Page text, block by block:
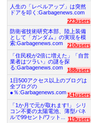
人生の「レベルアップ」は突然
ドアを叩く:Garbagenews.com
223users
防衛省技術研究本部、陸上装備
として「ガンダム」の実現を模
索:Garbagenews.com
210users
「住民税が2倍に増えた」「自営
業者はツラい」の謎を探
る:Garbagenews.com
188users
1日500アクセス以上のブログは
全ブログの
●％:Garbagenews.com 141users
「1か月で元が取れます!」 シリ
コン不要の太陽電池、薄型パネ
ルで99セント/ワット...
119users